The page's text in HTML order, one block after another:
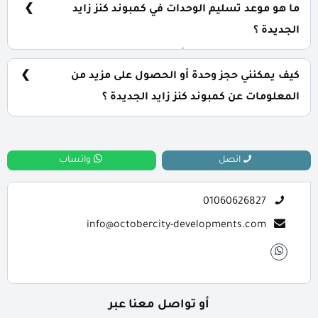
ما هو موعد تسليم الوحدات في كمبوند كنز زايد
الجديدة ؟
إمكانية التسليم نصف تشطيب أو تشطيب كامل حسب رغبة
العميل.
كيف يمكنني حجز وحدة أو الحصول على مزيد من
المعلومات عن كمبوند كنز زايد الجديدة ؟
اتصل واتساب
01060626827
info@octobercity-developments.com
أو تواصل معنا عبر